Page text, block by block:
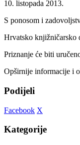
10. listopada 2013.
S ponosom i
Hrvatsko knjižničarsko
Priznanje će biti
Opširnije informacije i
Podijeli
Facebook X
Kategorije